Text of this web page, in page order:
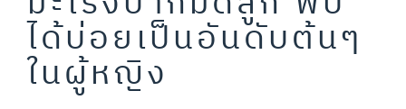
ได้บ่อยเป็นอันดับต้นๆ
ในผู้หญิง